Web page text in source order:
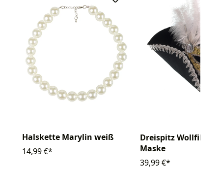
Halskette Marylin weiß
14,99 €*
Dreispitz Wollfilz
Maske
39,99 €*